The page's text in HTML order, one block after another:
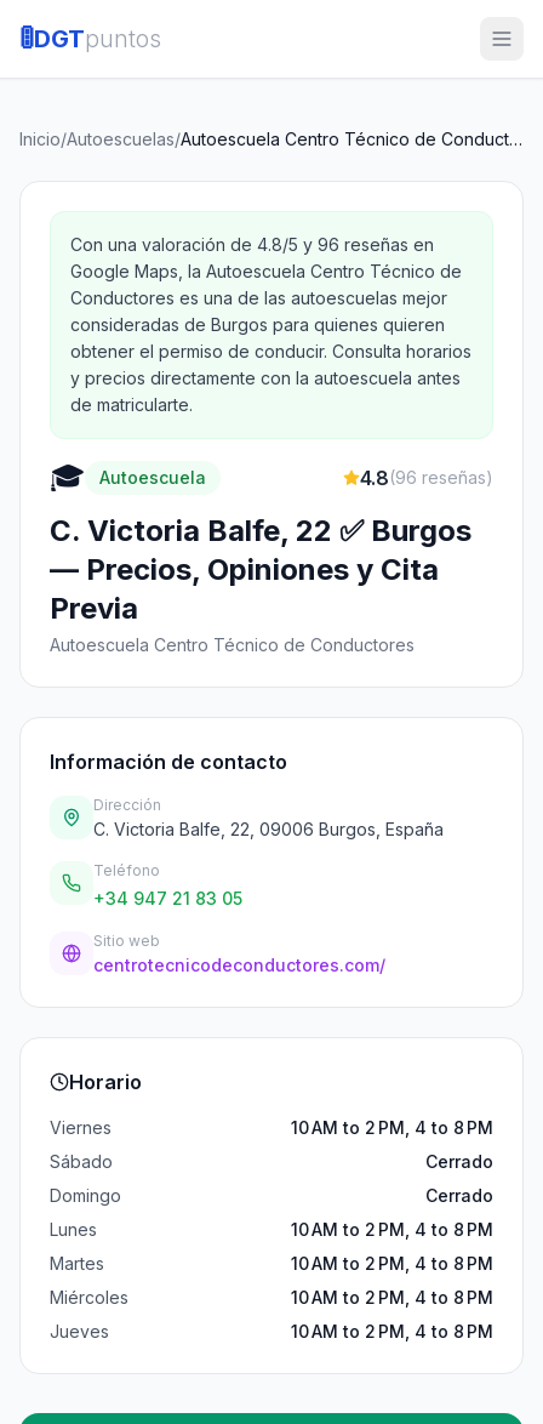
🚦DGTpuntos
Inicio/Autoescuelas/ Autoescuela Centro Técnico de Conductores
Con una valoración de 4.8/5 y 96 reseñas en
Google Maps, la Autoescuela Centro Técnico de
Conductores es una de las autoescuelas mejor
consideradas de Burgos para quienes quieren
obtener el permiso de conducir. Consulta horarios
y precios directamente con la autoescuela antes
de matricularte.
🎓 Autoescuela 4.8(96 reseñas)
C. Victoria Balfe, 22 ✅ Burgos
— Precios, Opiniones y Cita
Previa
Autoescuela Centro Técnico de Conductores
Información de contacto
Dirección
C. Victoria Balfe, 22, 09006 Burgos, España
Teléfono
+34 947 21 83 05
Sitio web
centrotecnicodeconductores.com/
Horario
Viernes
10 AM to 2 PM, 4 to 8 PM
Sábado
Cerrado
Domingo
Cerrado
Lunes
10 AM to 2 PM, 4 to 8 PM
Martes
10 AM to 2 PM, 4 to 8 PM
Miércoles
10 AM to 2 PM, 4 to 8 PM
Jueves
10 AM to 2 PM, 4 to 8 PM